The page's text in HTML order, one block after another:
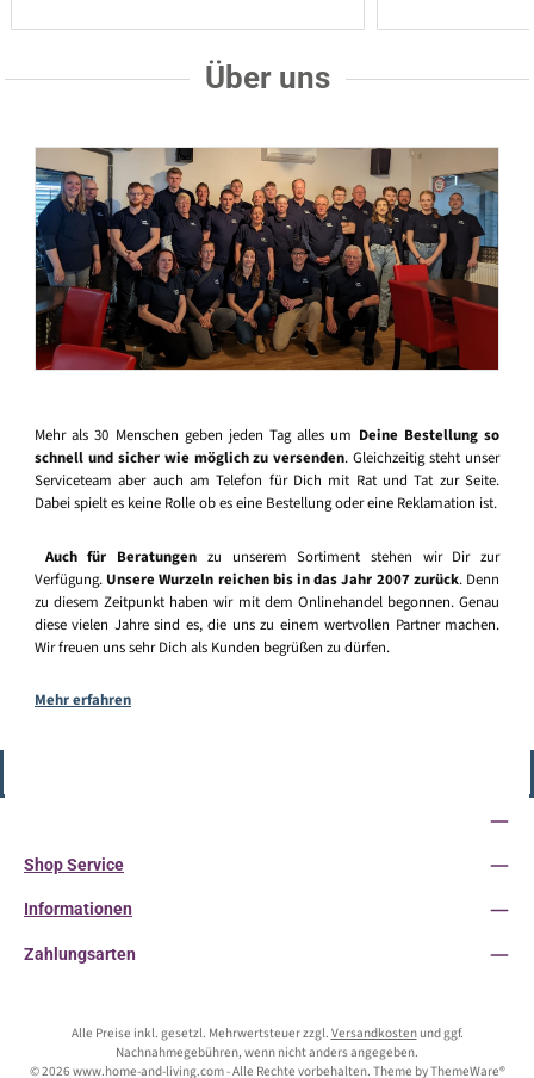
Über uns
Mehr als 30 Menschen geben jeden Tag alles um Deine Bestellung so
schnell und sicher wie möglich zu versenden. Gleichzeitig steht unser
Serviceteam aber auch am Telefon für Dich mit Rat und Tat zur Seite.
Dabei spielt es keine Rolle ob es eine Bestellung oder eine Reklamation ist.
Auch für Beratungen zu unserem Sortiment stehen wir Dir zur
Verfügung. Unsere Wurzeln reichen bis in das Jahr 2007 zurück. Denn
zu diesem Zeitpunkt haben wir mit dem Onlinehandel begonnen. Genau
diese vielen Jahre sind es, die uns zu einem wertvollen Partner machen.
Wir freuen uns sehr Dich als Kunden begrüßen zu dürfen.
Mehr erfahren
Shop Service
Informationen
Zahlungsarten
Alle Preise inkl. gesetzl. Mehrwertsteuer zzgl. Versandkostenund ggf.
Nachnahmegebühren, wenn nicht anders angegeben.
© 2026 www.home-and-living.com - Alle Rechte vorbehalten. Theme byThemeWare®